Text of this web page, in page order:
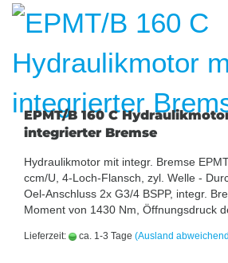
EPMT/B 160 C
integrierter Bremse
Hydraulikmotor mit integr. Bremse
ccm/U, 4-Loch-Flansch, zyl. Welle -
Oel-Anschluss 2x G3/4 BSPP, integr.
Moment von 1430 Nm, Öffnungsdruck
Lieferzeit: ca. 1-3 Tage (Ausland